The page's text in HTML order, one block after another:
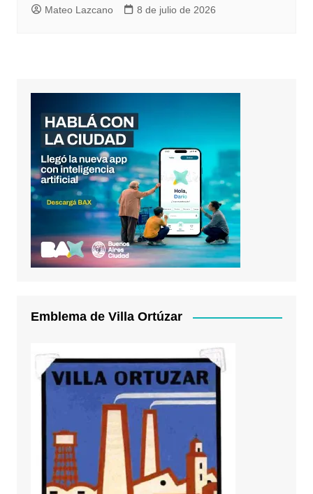
Mateo Lazcano 8 de julio de 2026
Emblema de Villa Ortúzar